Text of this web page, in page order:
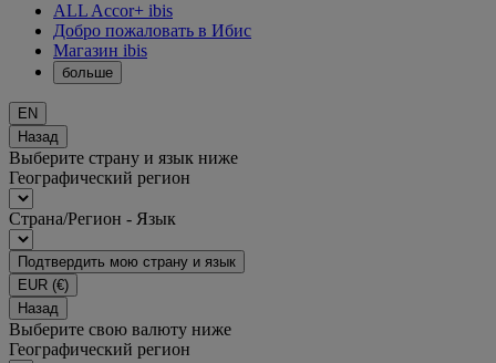
ALL Accor+ ibis
Добро пожаловать в Ибис
Магазин ibis
больше
EN
Назад
Выберите страну и язык ниже
Географический регион
Страна/Регион - Язык
Подтвердить мою страну и язык
EUR (€)
Назад
Выберите свою валюту ниже
Географический регион